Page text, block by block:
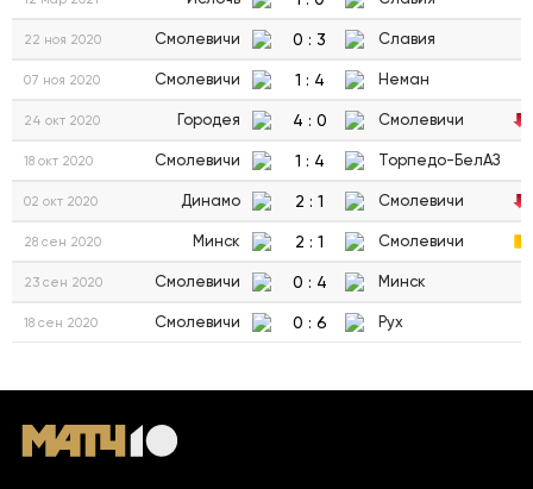
22 ноя 2020 Смолевичи 0 : 3 Славия
07 ноя 2020 Смолевичи 1 : 4 Неман
24 окт 2020 Городея 4 : 0 Смолевичи
18 окт 2020 Смолевичи 1 : 4 Торпедо-БелАЗ
02 окт 2020 Динамо 2 : 1 Смолевичи
28 сен 2020 Минск 2 : 1 Смолевичи
23 сен 2020 Смолевичи 0 : 4 Минск
18 сен 2020 Смолевичи 0 : 6 Рух